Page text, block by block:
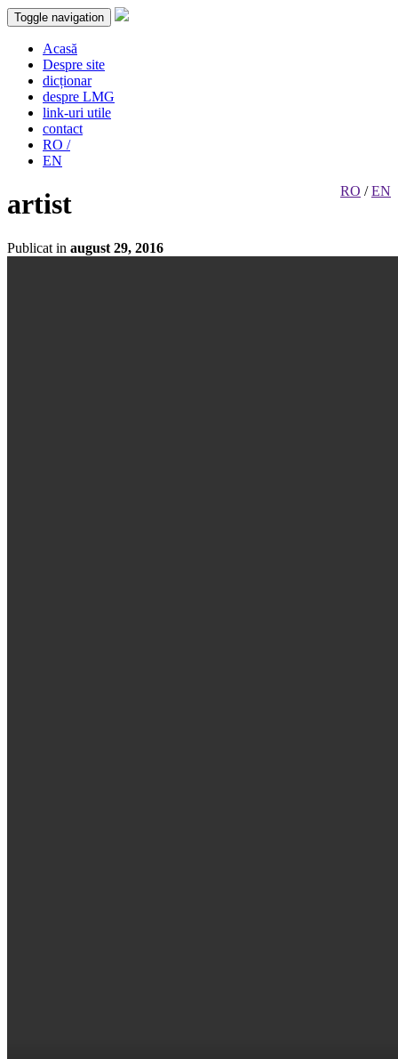
Toggle navigation
Acasă
Despre site
dicționar
despre LMG
link-uri utile
contact
RO /
EN
RO /EN
artist
Publicat in august 29, 2016